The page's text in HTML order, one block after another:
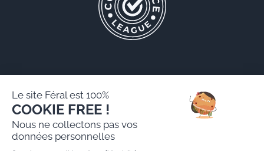
Mentions légales
Le site Féral est 100%
COOKIE FREE !
Nous ne collectons pas vos
données personnelles